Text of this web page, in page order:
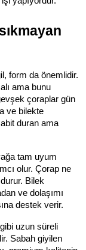
form da önemlidir.
ama bunu
çoraplar gün
ve bilekte
duran ama
tam uyum
olur. Çorap ne
Bilek
ve dolaşımı
destek verir.
uzun süreli
Sabah giyilen